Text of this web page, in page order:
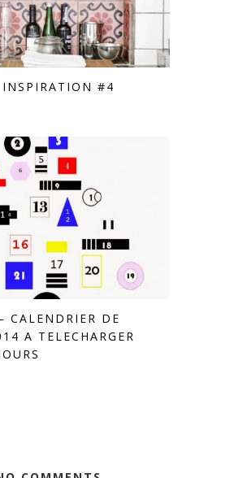
INSPIRATION #4
CALENDRIER DE
A TELECHARGER